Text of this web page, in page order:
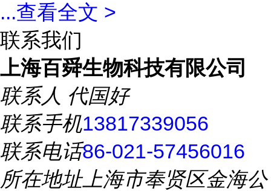
...查看全文 >
联系我们
上海百舜生物科技有限公司
联系人 代国好
联系手机13817339056
联系电话86-021-57456016
所在地址上海市奉贤区金海公